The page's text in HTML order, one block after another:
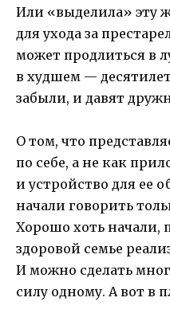
Или «выделила» эту
для ухода за
может продлиться в
в худшем —
забыли, и давят
О том, что
по себе, а не как
и устройство для ее
начали говорить
Хорошо хоть начали,
здоровой семье
И можно сделать
силу одному. А вот в